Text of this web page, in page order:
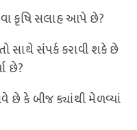
કૃષિ સલાહ આપે છે?
સંપર્ક કરાવી શકે છે
છે?
છે કે બીજ ક્યાંથી મેળવ્યાં